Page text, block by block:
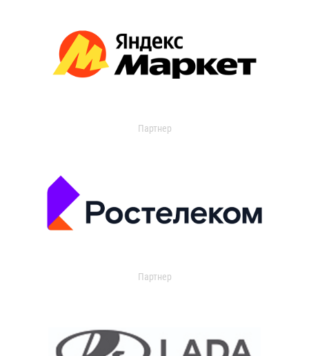
Партнер
Партнер